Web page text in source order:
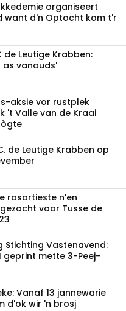
organiseert
want d'n Optocht kom t'r
de Leutige Krabben:
as vanouds'
aksie vor rustplek
't Valle van de Kraai
de Leutige Krabben op
rasartieste n'en
voor Tusse de
Stichting Vastenavend:
geprint mette 3-Peej-
Vanaf 13 jannewarie
d'ok wir 'n brosj